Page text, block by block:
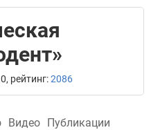
рейтинг:2086
Видео Публикации